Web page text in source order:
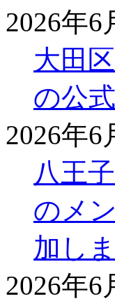
2026年6
大田
の公
2026年6
八王
のメ
加し
2026年6